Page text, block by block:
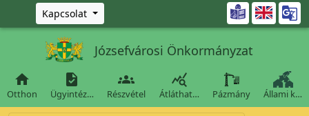
Ugrás a fő tartalomra
Kapcsolat 
Józsefvárosi Önkormányzat

Otthon

Ügyintéz…

Részvétel

Átláthat… Pázmány Állami k…